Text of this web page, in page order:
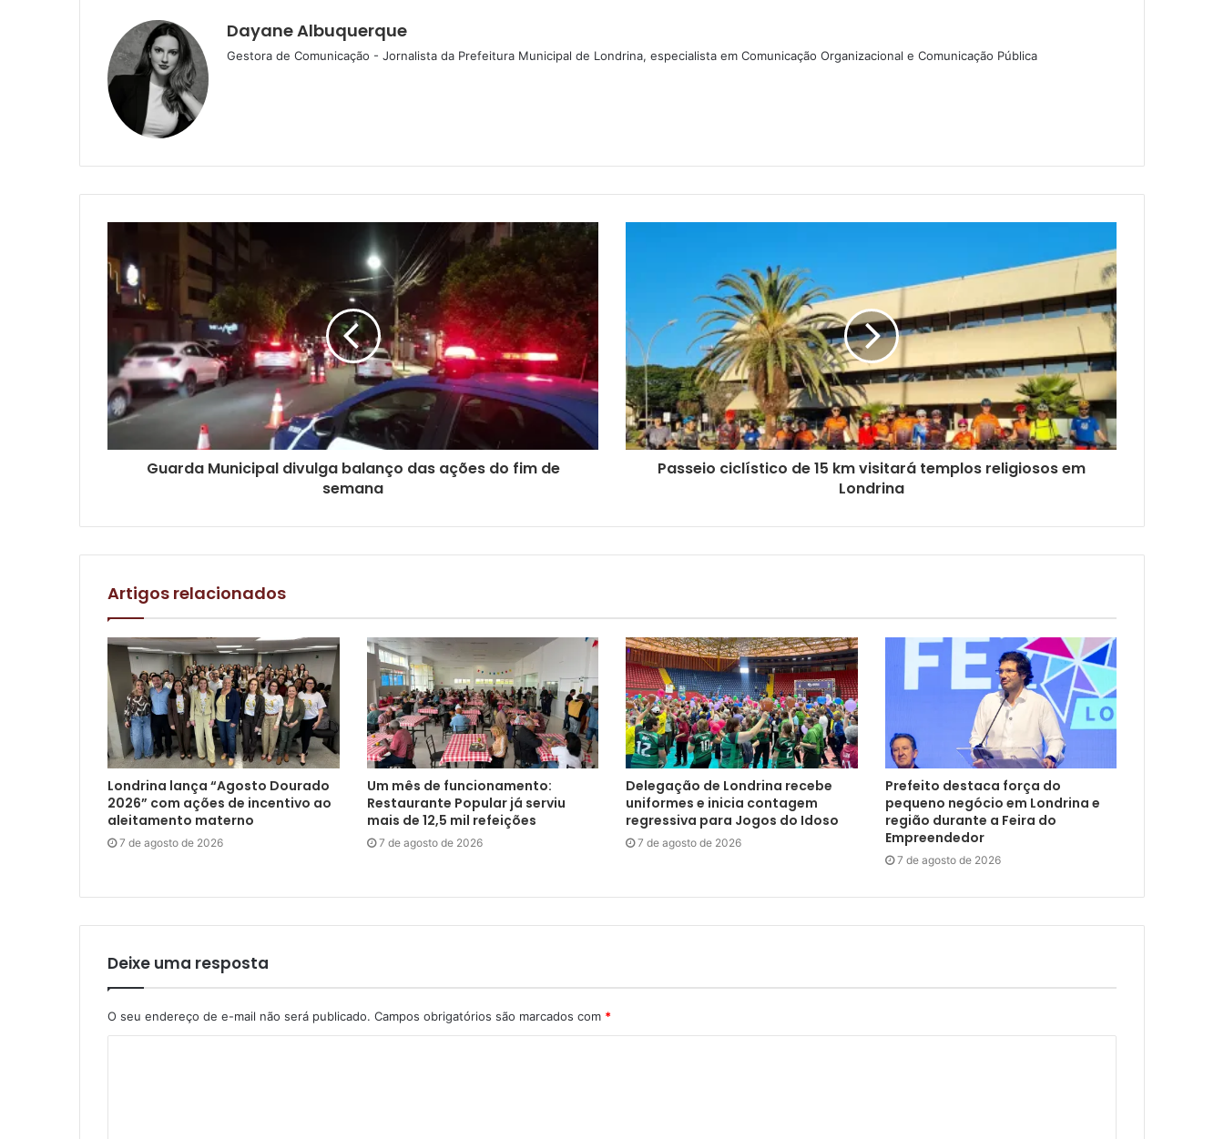
Dayane Albuquerque
Gestora de Comunicação - Jornalista da Prefeitura Municipal de Londrina, especialista em Comunicação Organizacional e Comunicação Pública
Guarda Municipal divulga balanço das ações do fim de
semana
Passeio ciclístico de 15 km visitará templos religiosos em
Londrina
Artigos relacionados
Londrina lança “Agosto Dourado
2026” com ações de incentivo ao
aleitamento materno
7 de agosto de 2026
Um mês de funcionamento:
Restaurante Popular já serviu
mais de 12,5 mil refeições
7 de agosto de 2026
Delegação de Londrina recebe
uniformes e inicia contagem
regressiva para Jogos do Idoso
7 de agosto de 2026
Prefeito destaca força do
pequeno negócio em Londrina e
região durante a Feira do
Empreendedor
7 de agosto de 2026
Deixe uma resposta
O seu endereço de e-mail não será publicado. Campos obrigatórios são marcados com *